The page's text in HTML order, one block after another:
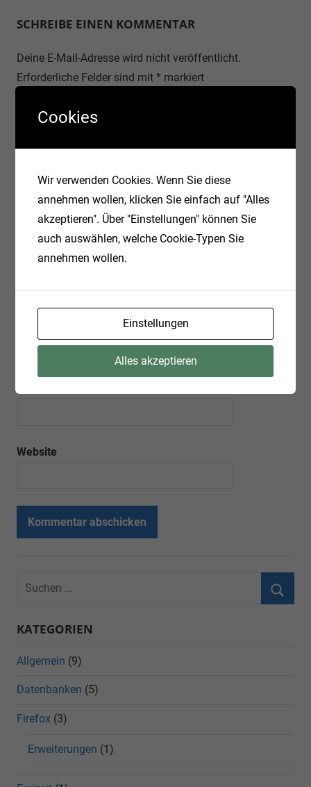
SCHREIBE EINEN KOMMENTAR
Deine E-Mail-Adresse wird nicht veröffentlicht.
Erforderliche Felder sind mit * markiert
Kommentar*
Website
KATEGORIEN
Allgemein (9)
Datenbanken (5)
Firefox (3)
Erweiterungen (1)
Cookies
Wir verwenden Cookies. Wenn Sie diese
annehmen wollen, klicken Sie einfach auf "Alles
akzeptieren". Über "Einstellungen" können Sie
auch auswählen, welche Cookie-Typen Sie
annehmen wollen.
Einstellungen
Alles akzeptieren